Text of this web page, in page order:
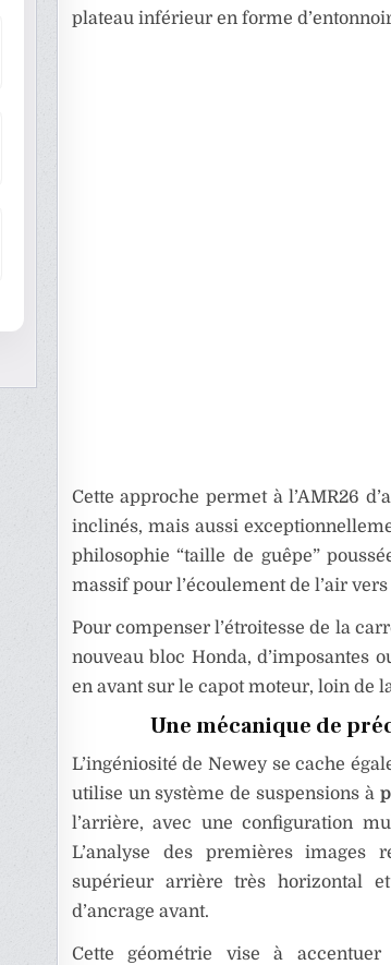
plateau inférieur en forme
Cette approche permet à l’AMR26
inclinés, mais aussi
philosophie “taille de guêpe”
massif pour l’écoulement de l’air
Pour compenser l’étroitesse de la
nouveau bloc Honda, d’imposantes
en avant sur le capot moteur, loin de
Une mécanique de
L’ingéniosité de Newey se cache
utilise un système de suspensions à
l’arrière, avec une configuration
L’analyse des premières images
supérieur arrière très horizontal
d’ancrage avant.
Cette géométrie vise à accentuer